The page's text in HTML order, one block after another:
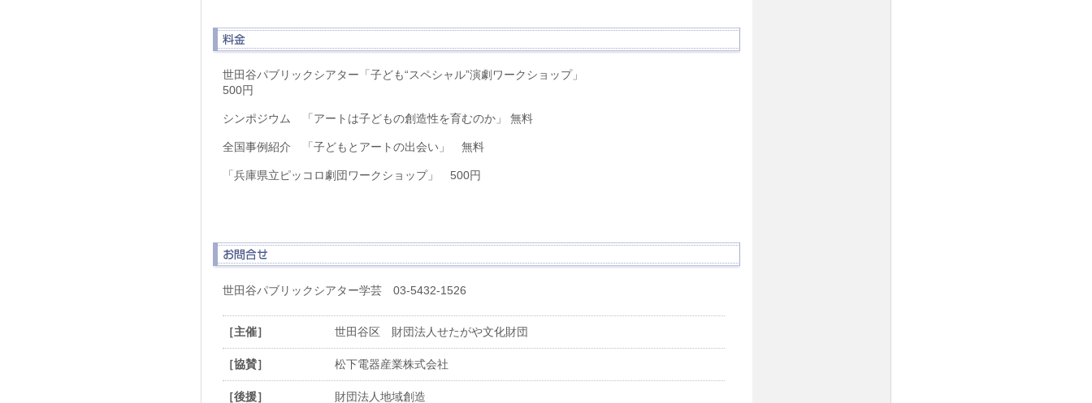
世田谷パブリックシアター「子ども“スペシャル”演劇ワークショップ」
500円
シンポジウム 「アートは子どもの創造性を育むのか」 無料
全国事例紹介 「子どもとアートの出会い」 無料
「兵庫県立ピッコロ劇団ワークショップ」 500円
世田谷パブリックシアター学芸 03-5432-1526
［主催］ 世田谷区 財団法人せたがや文化財団
［協賛］ 松下電器産業株式会社
［後援］ 財団法人地域創造